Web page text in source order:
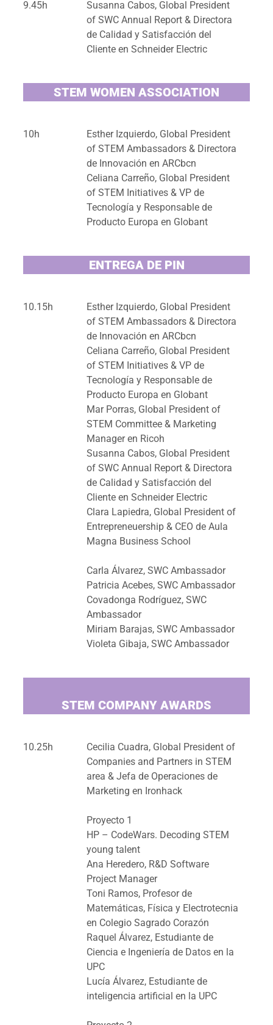
9.45h
Susanna Cabos, Global President
of SWC Annual Report & Directora
de Calidad y Satisfacción del
Cliente en Schneider Electric
STEM WOMEN ASSOCIATION
10h
Esther Izquierdo, Global President
of STEM Ambassadors & Directora
de Innovación en ARCbcn
Celiana Carreño, Global President
of STEM Initiatives & VP de
Tecnología y Responsable de
Producto Europa en Globant
ENTREGA DE PIN
10.15h
Esther Izquierdo, Global President
of STEM Ambassadors & Directora
de Innovación en ARCbcn
Celiana Carreño, Global President
of STEM Initiatives & VP de
Tecnología y Responsable de
Producto Europa en Globant
Mar Porras, Global President of
STEM Committee & Marketing
Manager en Ricoh
Susanna Cabos, Global President
of SWC Annual Report & Directora
de Calidad y Satisfacción del
Cliente en Schneider Electric
Clara Lapiedra, Global President of
Entrepreneuership & CEO de Aula
Magna Business School
Carla Álvarez, SWC Ambassador
Patricia Acebes, SWC Ambassador
Covadonga Rodríguez, SWC
Ambassador
Miriam Barajas, SWC Ambassador
Violeta Gibaja, SWC Ambassador
STEM COMPANY AWARDS
10.25h
Cecilia Cuadra, Global President of
Companies and Partners in STEM
area & Jefa de Operaciones de
Marketing en Ironhack
Proyecto 1
HP – CodeWars. Decoding STEM
young talent
Ana Heredero, R&D Software
Project Manager
Toni Ramos, Profesor de
Matemáticas, Física y Electrotecnia
en Colegio Sagrado Corazón
Raquel Álvarez, Estudiante de
Ciencia e Ingeniería de Datos en la
UPC
Lucía Álvarez, Estudiante de
inteligencia artificial en la UPC